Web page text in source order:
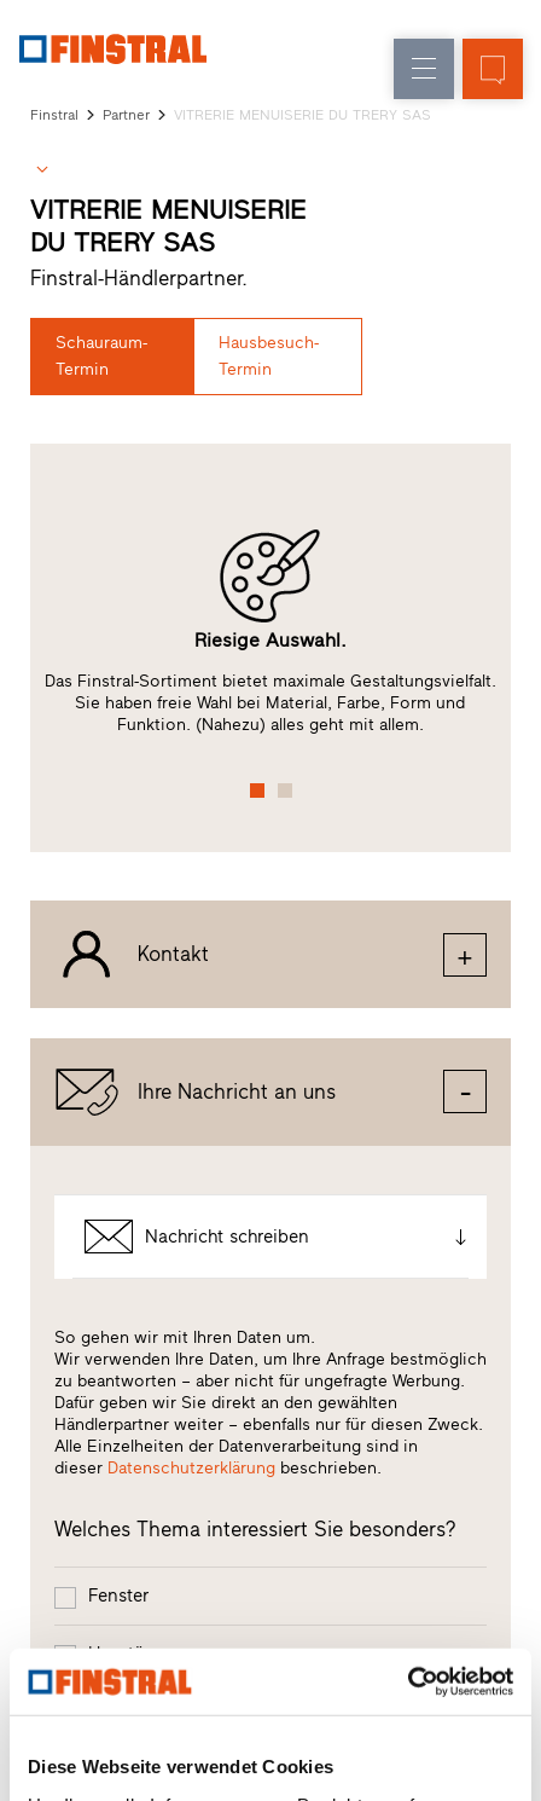
Diese Webseite verwendet Cookies
Glaswände
Partner-
Programm
Händlersuche
Schnelleinstiege
Finstral Partner VITRERIE MENUISERIE DU TRERY SAS
VITRERIE MENUISERIE
DU TRERY SAS
Finstral-Händlerpartner.
Schauraum-
Termin
Hausbesuch-
Termin
Riesige Auswahl.
Das Finstral-Sortiment bietet maximale Gestaltungsvielfalt.
Sie haben freie Wahl bei Material, Farbe, Form und
Funktion. (Nahezu) alles geht mit allem.
Kontakt
Ihre Nachricht an uns
Nachricht schreiben
So gehen wir mit Ihren Daten um.
Wir verwenden Ihre Daten, um Ihre Anfrage bestmöglich
zu beantworten – aber nicht für ungefragte Werbung.
Dafür geben wir Sie direkt an den gewählten
Händlerpartner weiter – ebenfalls nur für diesen Zweck.
Alle Einzelheiten der Datenverarbeitung sind in
dieser Datenschutzerklärungbeschrieben.
Welches Thema interessiert Sie besonders?
Fenster
Haustüren
Glaswände
Fensteraustausch